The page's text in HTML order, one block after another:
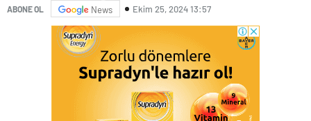
ABONE OL News Ekim 25, 2024 13:57